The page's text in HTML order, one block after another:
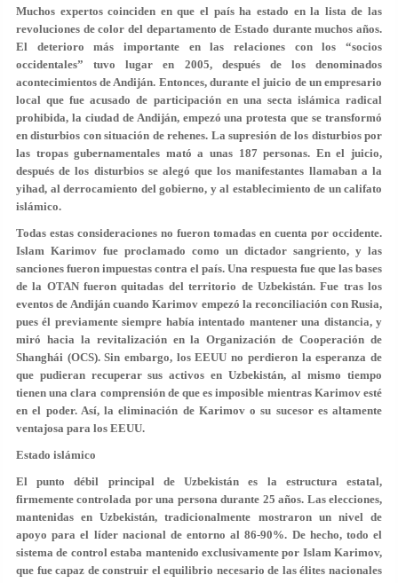
Muchos expertos coinciden en que el país ha estado en la lista de las
revoluciones de color del departamento de Estado durante muchos años.
El deterioro más importante en las relaciones con los “socios
occidentales” tuvo lugar en 2005, después de los denominados
acontecimientos de Andiján. Entonces, durante el juicio de un empresario
local que fue acusado de participación en una secta islámica radical
prohibida, la ciudad de Andiján, empezó una protesta que se transformó
en disturbios con situación de rehenes. La supresión de los disturbios por
las tropas gubernamentales mató a unas 187 personas. En el juicio,
después de los disturbios se alegó que los manifestantes llamaban a la
yihad, al derrocamiento del gobierno, y al establecimiento de un califato
islámico.
Todas estas consideraciones no fueron tomadas en cuenta por occidente.
Islam Karimov fue proclamado como un dictador sangriento, y las
sanciones fueron impuestas contra el país. Una respuesta fue que las bases
de la OTAN fueron quitadas del territorio de Uzbekistán. Fue tras los
eventos de Andiján cuando Karimov empezó la reconciliación con Rusia,
pues él previamente siempre había intentado mantener una distancia, y
miró hacia la revitalización en la Organización de Cooperación de
Shanghái (OCS). Sin embargo, los EEUU no perdieron la esperanza de
que pudieran recuperar sus activos en Uzbekistán, al mismo tiempo
tienen una clara comprensión de que es imposible mientras Karimov esté
en el poder. Así, la eliminación de Karimov o su sucesor es altamente
ventajosa para los EEUU.
Estado islámico
El punto débil principal de Uzbekistán es la estructura estatal,
firmemente controlada por una persona durante 25 años. Las elecciones,
mantenidas en Uzbekistán, tradicionalmente mostraron un nivel de
apoyo para el líder nacional de entorno al 86-90%. De hecho, todo el
sistema de control estaba mantenido exclusivamente por Islam Karimov,
que fue capaz de construir el equilibrio necesario de las élites nacionales